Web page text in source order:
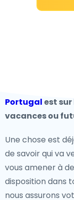
Portugal est
vacances ou
Une chose est
de savoir qui va
vous amener à
disposition dans
nous assurons